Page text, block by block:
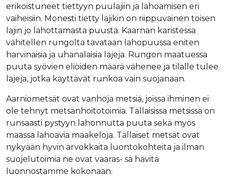
erikoistuneet tiettyyn puulajiin ja lahoamisen eri
vaiheisiin. Monesti tietty lajikin on riippuvainen toisen
lajin jo lahottamasta puusta. Kaarnan karistessa
vähitellen rungolta tavataan lahopuussa eniten
harvinaisia ja uhanalaisia lajeja. Rungon maatuessa
puuta syövien eliöiden määrä vähenee ja tilalle tulee
lajeja, jotka käyttävät runkoa vain suojanaan.
Aarniometsät ovat vanhoja metsiä, joissa ihminen ei
ole tehnyt metsänhoitotoimia. Tällaisissa metsissä on
runsaasti pystyyn lahonnutta puuta sekä myös
maassa lahoavia maakeloja. Tällaiset metsät ovat
nykyään hyvin arvokkaita luontokohteita ja ilman
suojelutoimia ne ovat vaaras- sa hävitä
luonnostamme kokonaan.